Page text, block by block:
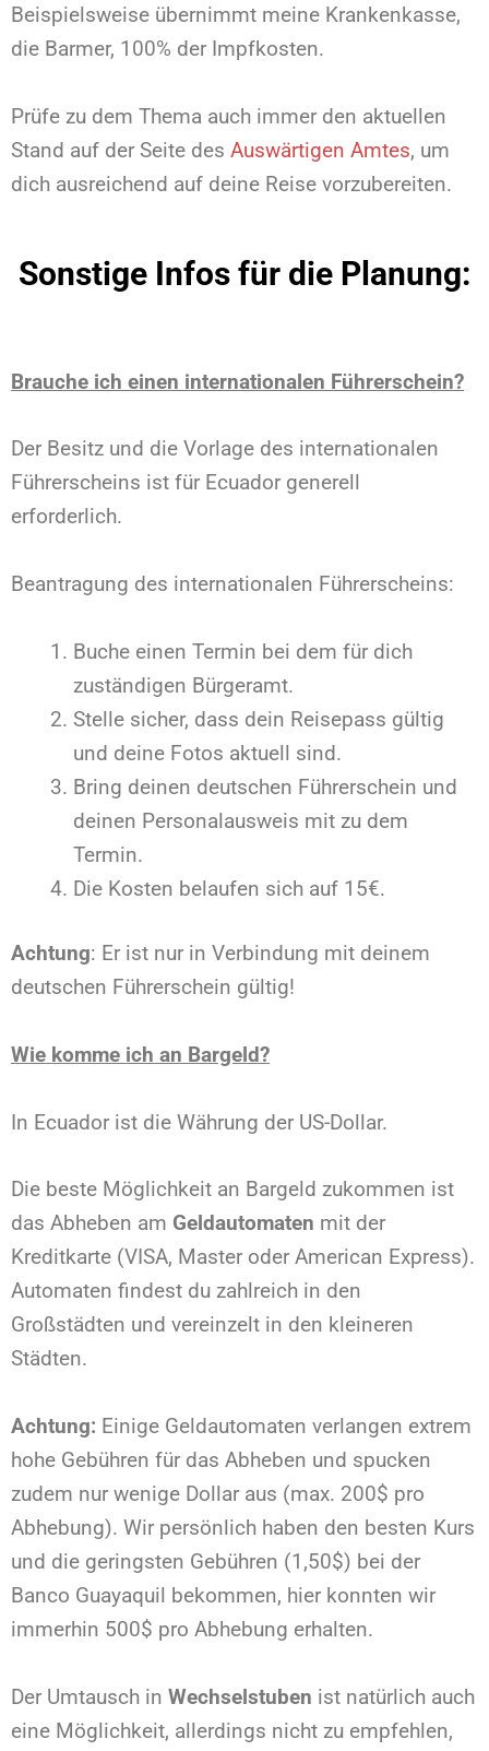
Beispielsweise übernimmt meine Krankenkasse,
die Barmer, 100% der Impfkosten.
Prüfe zu dem Thema auch immer den aktuellen
Stand auf der Seite des Auswärtigen Amtes, um
dich ausreichend auf deine Reise vorzubereiten.
Sonstige Infos für die Planung:
Brauche ich einen internationalen Führerschein?
Der Besitz und die Vorlage des internationalen
Führerscheins ist für Ecuador generell
erforderlich.
Beantragung des internationalen Führerscheins:
Buche einen Termin bei dem für dich
zuständigen Bürgeramt.
Stelle sicher, dass dein Reisepass gültig
und deine Fotos aktuell sind.
Bring deinen deutschen Führerschein und
deinen Personalausweis mit zu dem
Termin.
Die Kosten belaufen sich auf 15€.
Achtung: Er ist nur in Verbindung mit deinem
deutschen Führerschein gültig!
Wie komme ich an Bargeld?
In Ecuador ist die Währung der US-Dollar.
Die beste Möglichkeit an Bargeld zukommen ist
das Abheben am Geldautomaten mit der
Kreditkarte (VISA, Master oder American Express).
Automaten findest du zahlreich in den
Großstädten und vereinzelt in den kleineren
Städten.
Achtung: Einige Geldautomaten verlangen extrem
hohe Gebühren für das Abheben und spucken
zudem nur wenige Dollar aus (max. 200$ pro
Abhebung). Wir persönlich haben den besten Kurs
und die geringsten Gebühren (1,50$) bei der
Banco Guayaquil bekommen, hier konnten wir
immerhin 500$ pro Abhebung erhalten.
Der Umtausch in Wechselstuben ist natürlich auch
eine Möglichkeit, allerdings nicht zu empfehlen,